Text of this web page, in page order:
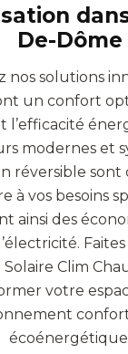
De-Dôme
nos solutions
un confort
l’efficacité
modernes et
réversible
à vos besoins
ainsi des
Clim
votre